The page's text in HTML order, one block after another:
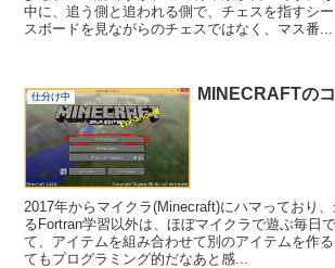
中に、追う側と追われる側で、チェスを指すシ
スボードを見ながらのチェスではなく、マス番...
仕分け中 MINECRAFTの
2017年からマイクラ(Minecraft)にハマっており
るFortran学習以外は、ほぼマイクラで遊ぶ毎日
て、アイテムを組み合わせて別のアイテムを作
てもプログラミング的だなあと感...